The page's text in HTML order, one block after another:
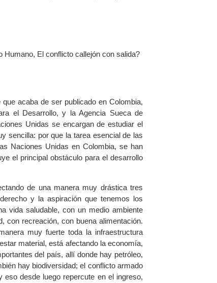
Humano, El conflicto callejón con salida?
acaba de ser publicado en Colombia,
el Desarrollo, y la Agencia Sueca de
Unidas se encargan de estudiar el
sencilla: por que la tarea esencial de las
Naciones Unidas en Colombia, se han
el principal obstáculo para el desarrollo
de una manera muy drástica tres
y la aspiración que tenemos los
vida saludable, con un medio ambiente
con recreación, con buena alimentación.
muy fuerte toda la infraestructura
material, está afectando la economía,
del país, allí donde hay petróleo,
hay biodiversidad; el conflicto armado
desde luego repercute en el ingreso,